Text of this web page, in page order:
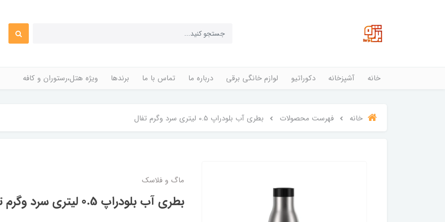
خانه آشپزخانه دکوراتیو لوازم خانگی برقی درباره ما تماس با ما برندها ویژه هتل،رستوران و کافه
خانه فهرست محصولات بطری آب بلودراپ 0.5 لیتری سرد وگرم تفال
ماگ و فلاسک
بطری آب بلودراپ 0.5 لیتری سرد وگرم تفال